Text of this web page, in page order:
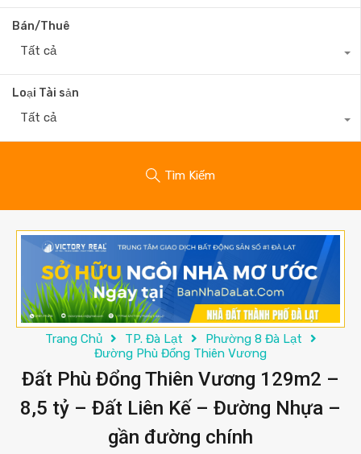
Bán/Thuê
Tất cả
Loại Tài sản
Tất cả
Tìm Kiếm
Trang Chủ TP. Đà Lạt
Phường 8 Đà Lạt
Đường Phù Đổng Thiên Vương
Đất Phù Đổng Thiên Vương 129m2 –
8,5 tỷ – Đất Liên Kế – Đường Nhựa –
gần đường chính